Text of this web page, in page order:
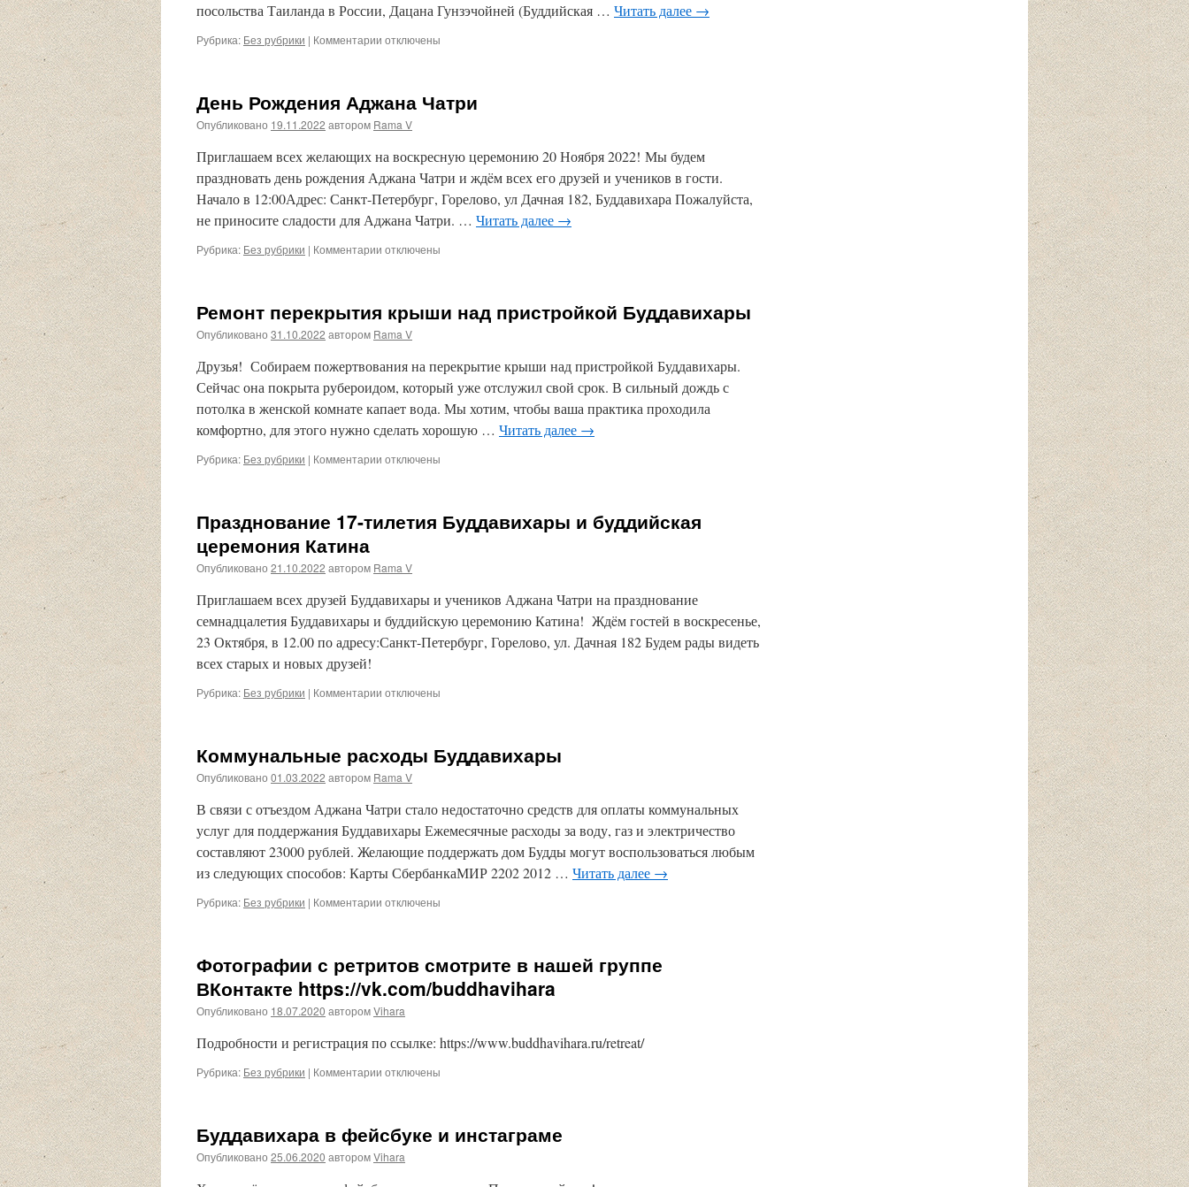
посольства Таиланда в России, Дацана Гунзэчойней (Буддийская … Читать далее →
Рубрика: Без рубрики | Комментарии к
Випассана
отключены
День Рождения Аджана Чатри
Опубликовано 19.11.2022 автором Rama V
Приглашаем всех желающих на воскресную церемонию 20 Ноября 2022! Мы будем
праздновать день рождения Аджана Чатри и ждëм всех его друзей и учеников в гости.
Начало в 12:00Адрес: Санкт-Петербург, Горелово, ул Дачная 182, Буддавихара Пожалуйста,
не приносите сладости для Аджана Чатри. … Читать далее →
Рубрика: Без рубрики | Комментарии к
Аджана
Чатри
отключены
Ремонт перекрытия крыши над пристройкой Буддавихары
Опубликовано 31.10.2022 автором Rama V
Друзья! Собираем пожертвования на перекрытие крыши над пристройкой Буддавихары.
Сейчас она покрыта рубероидом, который уже отслужил свой срок. В сильный дождь с
потолка в женской комнате капает вода. Мы хотим, чтобы ваша практика проходила
комфортно, для этого нужно сделать хорошую … Читать далее →
Рубрика: Без рубрики | Комментарии к
крыши
Буддавихары
отключены
Празднование 17-тилетия Буддавихары и буддийская
церемония Катина
Опубликовано 21.10.2022 автором Rama V
Приглашаем всех друзей Буддавихары и учеников Аджана Чатри на празднование
семнадцалетия Буддавихары и буддийскую церемонию Катина! Ждëм гостей в воскресенье,
23 Октября, в 12.00 по адресу:Санкт-Петербург, Горелово, ул. Дачная 182 Будем рады видеть
всех старых и новых друзей!
Рубрика: Без рубрики | Комментарии к
тилетия
Буддавихары
и
церемония
Катина
отключены
Коммунальные расходы Буддавихары
Опубликовано 01.03.2022 автором Rama V
В связи с отъездом Аджана Чатри стало недостаточно средств для оплаты коммунальных
услуг для поддержания Буддавихары Ежемесячные расходы за воду, газ и электричество
составляют 23000 рублей. Желающие поддержать дом Будды могут воспользоваться любым
из следующих способов: Карты СбербанкаМИР 2202 2012 … Читать далее →
Рубрика: Без рубрики | Комментарии к
Буддавихары
отключены
Фотографии с ретритов смотрите в нашей группе
ВКонтакте https://vk.com/buddhavihara
Опубликовано 18.07.2020 авторомVihara
Подробности и регистрация по ссылке: https://www.buddhavihara.ru/retreat/
Рубрика: Без рубрики | Комментарии к
ретритов
смотрите
в
отключены
Буддавихара в фейсбуке и инстаграме
Опубликовано 25.06.2020 авторомVihara